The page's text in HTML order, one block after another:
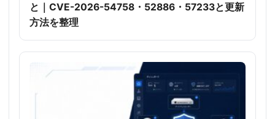
と｜CVE-2026-54758・52886・57233と更新
方法を整理